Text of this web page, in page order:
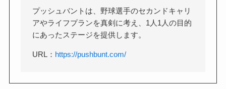
プッシュバントは、野球選手のセカンドキャリ
アやライフプランを真剣に考え、1人1人の目的
にあったステージを提供します。
URL： https://pushbunt.com/